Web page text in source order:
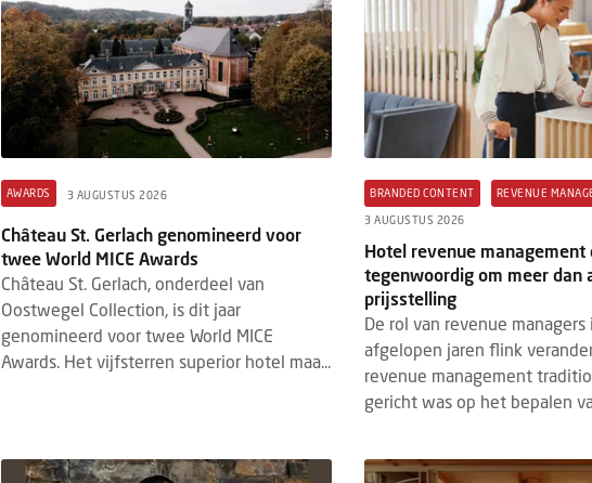
AWARDS 3 AUGUSTUS 2026
Château St. Gerlach genomineerd voor
twee World MICE Awards
Château St. Gerlach, onderdeel van
Oostwegel Collection, is dit jaar
genomineerd voor twee World MICE
Awards. Het vijfsterren superior hotel maa...
BRANDED CONTENT REVENUE
3 AUGUSTUS 2026
Hotel revenue management
tegenwoordig om meer dan
prijsstelling
De rol van revenue managers
afgelopen jaren flink
revenue management
gericht was op het bepalen